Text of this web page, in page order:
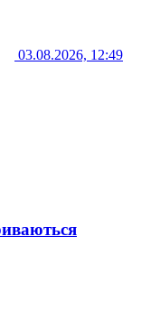
03.08.2026, 12:49